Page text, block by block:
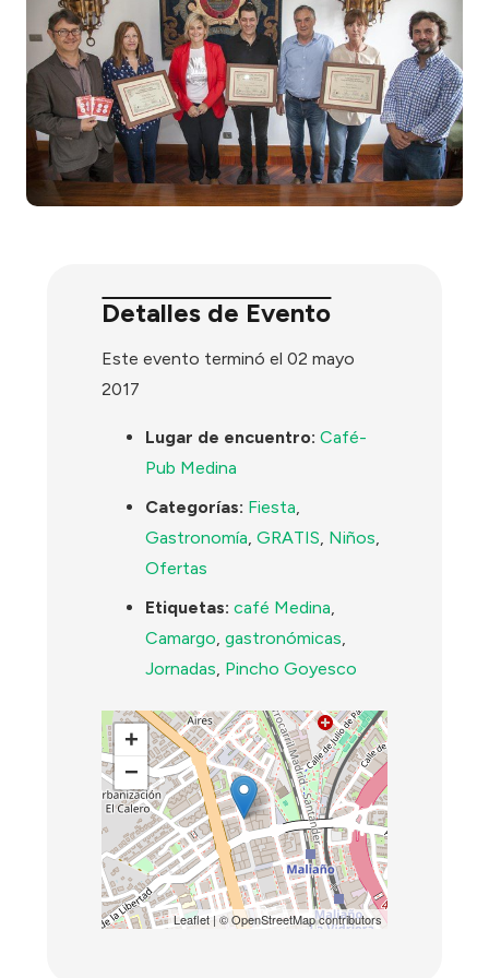
Detalles de Evento
Este evento terminó el 02 mayo
2017
Lugar de encuentro: Café-
Pub Medina
Categorías: Fiesta,
Gastronomía,GRATIS, Niños,
Ofertas
Etiquetas: café Medina,
Camargo,gastronómicas,
Jornadas, Pincho Goyesco
+
−
Leaflet| ©OpenStreetMapcontributors